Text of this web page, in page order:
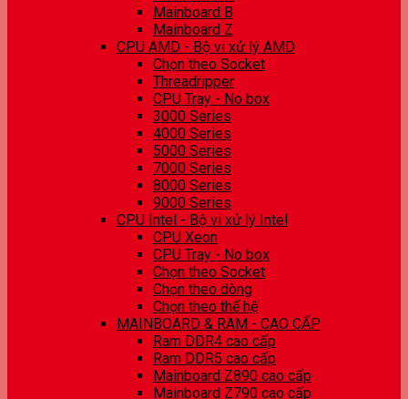
Mainboard B
Mainboard Z
CPU AMD - Bộ vi xử lý AMD
Chọn theo Socket
Threadripper
CPU Tray - No box
3000 Series
4000 Series
5000 Series
7000 Series
8000 Series
9000 Series
CPU Intel - Bộ vi xử lý Intel
CPU Xeon
CPU Tray - No box
Chọn theo Socket
Chọn theo dòng
Chọn theo thế hệ
MAINBOARD & RAM - CAO CẤP
Ram DDR4 cao cấp
Ram DDR5 cao cấp
Mainboard Z890 cao cấp
Mainboard Z790 cao cấp